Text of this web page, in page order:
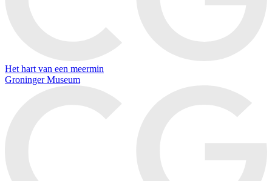
Het hart van een meermin
Groninger Museum